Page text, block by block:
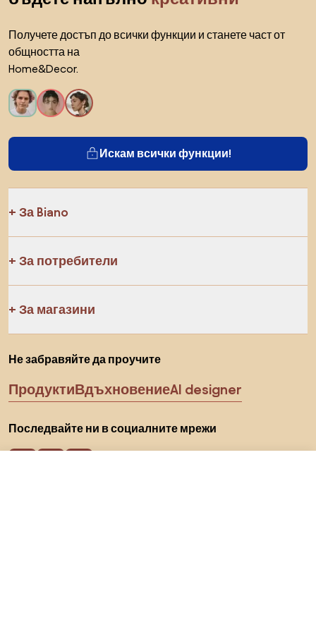
Получете достъп до всички функции и станете част от
общността на
Home&Decor.
Искам всички функции!
За Biano
За потребители
За магазини
Не забравяйте да проучите
ПродуктиВдъхновениеAI designer
Последвайте ни в социалните мрежи